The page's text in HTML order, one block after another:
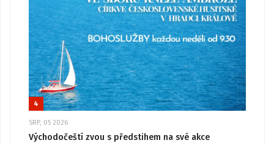
4
SRP, 05 2026
Východočeští zvou s předstihem na své akce